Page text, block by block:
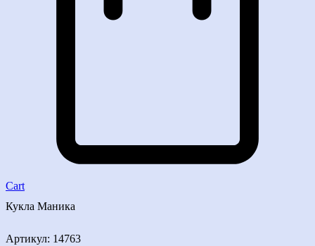
Cart
Кукла Маника
Артикул: 14763